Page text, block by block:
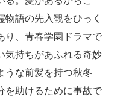
語の先入観をひっく
り、青春学園ドラマで
気持ちがあふれる奇妙
うな前髪を持つ秋冬
を助けるために事故で